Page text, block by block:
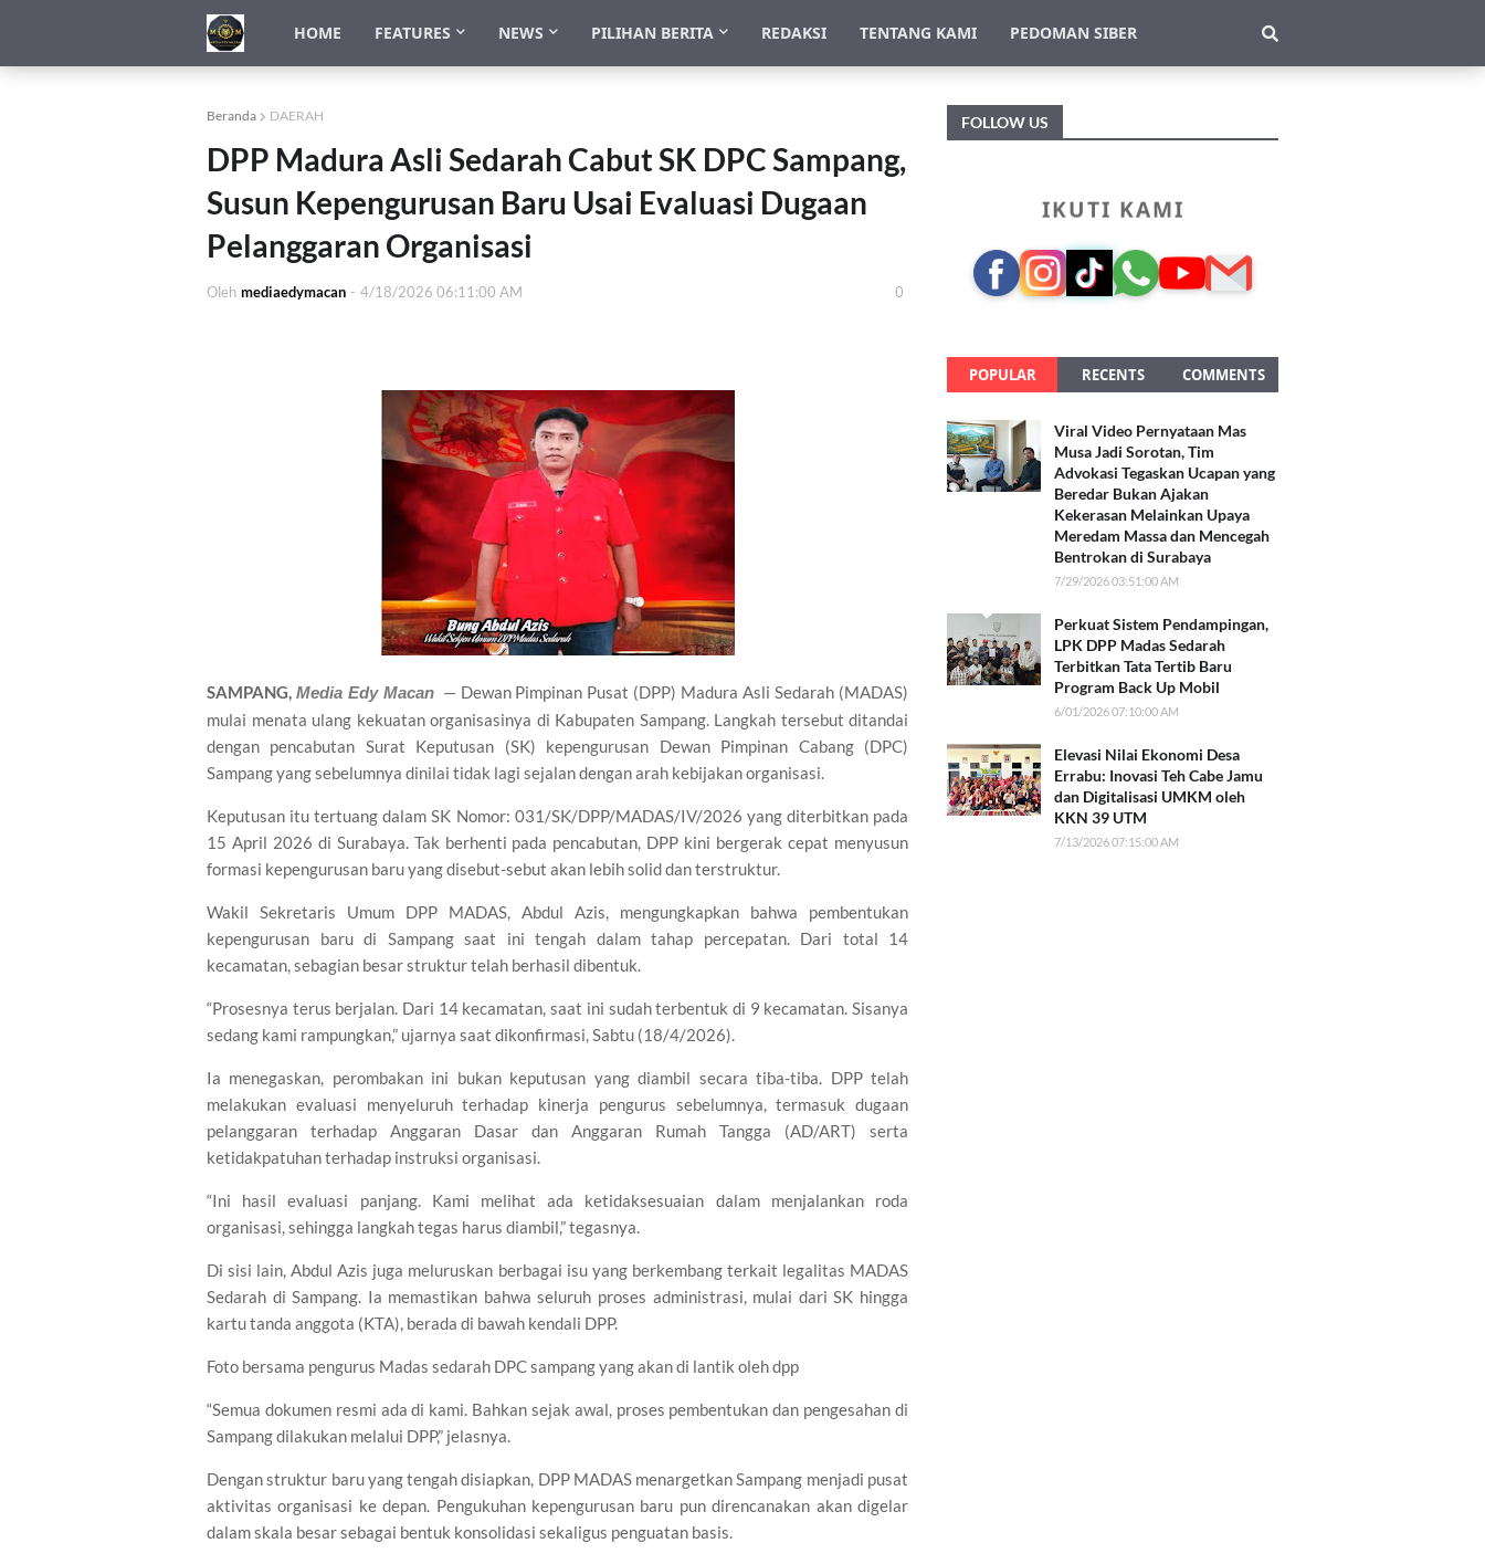
HOME FEATURES NEWS PILIHAN BERITA REDAKSI TENTANG KAMI PEDOMAN SIBER
Beranda DAERAH
DPP Madura Asli Sedarah Cabut SK DPC Sampang,
Susun Kepengurusan Baru Usai Evaluasi Dugaan
Pelanggaran Organisasi
Oleh mediaedymacan - 4/18/2026 06:11:00 AM 0
SAMPANG, Media Edy Macan— Dewan Pimpinan Pusat (DPP) Madura Asli Sedarah (MADAS)
mulai menata ulang kekuatan organisasinya di Kabupaten Sampang. Langkah tersebut ditandai
dengan pencabutan Surat Keputusan (SK) kepengurusan Dewan Pimpinan Cabang (DPC)
Sampang yang sebelumnya dinilai tidak lagi sejalan dengan arah kebijakan organisasi.
Keputusan itu tertuang dalam SK Nomor: 031/SK/DPP/MADAS/IV/2026 yang diterbitkan pada
15 April 2026 di Surabaya. Tak berhenti pada pencabutan, DPP kini bergerak cepat menyusun
formasi kepengurusan baru yang disebut-sebut akan lebih solid dan terstruktur.
Wakil Sekretaris Umum DPP MADAS, Abdul Azis, mengungkapkan bahwa pembentukan
kepengurusan baru di Sampang saat ini tengah dalam tahap percepatan. Dari total 14
kecamatan, sebagian besar struktur telah berhasil dibentuk.
“Prosesnya terus berjalan. Dari 14 kecamatan, saat ini sudah terbentuk di 9 kecamatan. Sisanya
sedang kami rampungkan,” ujarnya saat dikonfirmasi, Sabtu (18/4/2026).
Ia menegaskan, perombakan ini bukan keputusan yang diambil secara tiba-tiba. DPP telah
melakukan evaluasi menyeluruh terhadap kinerja pengurus sebelumnya, termasuk dugaan
pelanggaran terhadap Anggaran Dasar dan Anggaran Rumah Tangga (AD/ART) serta
ketidakpatuhan terhadap instruksi organisasi.
“Ini hasil evaluasi panjang. Kami melihat ada ketidaksesuaian dalam menjalankan roda
organisasi, sehingga langkah tegas harus diambil,” tegasnya.
Di sisi lain, Abdul Azis juga meluruskan berbagai isu yang berkembang terkait legalitas MADAS
Sedarah di Sampang. Ia memastikan bahwa seluruh proses administrasi, mulai dari SK hingga
kartu tanda anggota (KTA), berada di bawah kendali DPP.
Foto bersama pengurus Madas sedarah DPC sampang yang akan di lantik oleh dpp
“Semua dokumen resmi ada di kami. Bahkan sejak awal, proses pembentukan dan pengesahan di
Sampang dilakukan melalui DPP,” jelasnya.
Dengan struktur baru yang tengah disiapkan, DPP MADAS menargetkan Sampang menjadi pusat
aktivitas organisasi ke depan. Pengukuhan kepengurusan baru pun direncanakan akan digelar
dalam skala besar sebagai bentuk konsolidasi sekaligus penguatan basis.
FOLLOW US
IKUTI KAMI
POPULAR RECENTS COMMENTS
Viral Video Pernyataan Mas
Musa Jadi Sorotan, Tim
Advokasi Tegaskan Ucapan yang
Beredar Bukan Ajakan
Kekerasan Melainkan Upaya
Meredam Massa dan Mencegah
Bentrokan di Surabaya
7/29/2026 03:51:00 AM
Perkuat Sistem Pendampingan,
LPK DPP Madas Sedarah
Terbitkan Tata Tertib Baru
Program Back Up Mobil
6/01/2026 07:10:00 AM
Elevasi Nilai Ekonomi Desa
Errabu: Inovasi Teh Cabe Jamu
dan Digitalisasi UMKM oleh
KKN 39 UTM
7/13/2026 07:15:00 AM